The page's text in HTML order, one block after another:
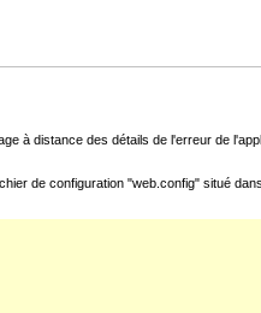
à distance des détails de l'erreur de
de configuration "web.config" situé